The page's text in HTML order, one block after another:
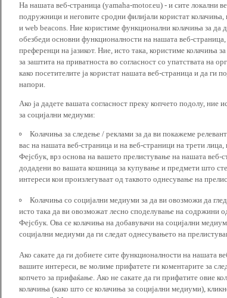
На нашата веб-страница (yamaha-motor.eu) - и сите локални
подружници и неговите сродни филијали користат
и web beacons. Ние користиме функционални колачиња за
обезбеди основни функционалности на нашата веб-
преференци на јазикот. Ние, исто така, користиме колачиња
за заштита на приватноста во согласност со упатствата на
како посетителите ја користат нашата веб-страница и да
напори.
Ако ја дадете вашата согласност преку копчето подолу, ние
за социјални медиуми:
Колачиња за следење / реклами за да ви покажеме
вас на нашата веб-страница и на веб-страници на трети
Фејсбук, врз основа на вашето прелистување на нашата веб-
додадени во вашата кошница за купување и предмети што
интереси кои произлегуваат од таквото однесување на
Колачиња со социјални медиуми за да ви овозможи да
исто така да ви овозможат лесно споделување на содржини
Фејсбук. Ова се колачиња на добавувачи на социјални
социјални медиуми да ги следат однесувањето на
Ако сакате да ги добиете сите функционалности на нашата
вашите интереси, ве молиме прифатете ги коментарите за
копчето за прифаќање. Ако не сакате да ги прифатите овие
колачиња (како што се колачиња за социјални медиуми),